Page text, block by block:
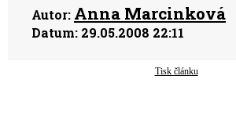
Autor: Anna Marcinková
Datum: 29.05.2008 22:11
Tisk článku